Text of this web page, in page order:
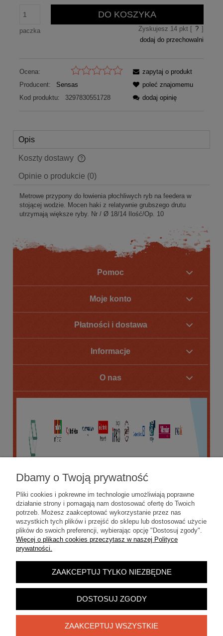
paczka
DO KOSZYKA
Zyskujesz 14pkt [ ? ]
dodaj do przechowalni
Ocena:
Producent:
Sensas
Kod produktu:
3297830551728
zapytaj o produkt
poleć znajomemu
dodaj opinię
Opis
Koszty dostawy
Cena nie zawiera ewentualnych kosztów płatności
Opinie o produkcie (0)
Metrowe przypony do łowienia płochliwych ryb na feedera w
stojącej wodzie. Mocen haki z relatywnie grubszego drutu
utrzymają większe ryby. Nr / Ø 18/14 Ilość/Op. 10
Pomoc
Moje konto
Płatności i dostawa
Informacje
O nas
POKAŻ PEŁNĄ WERSJĘ STRONY
Sklep internetowy Shoper.pl
Dbamy o Twoją prywatność
Pliki cookies i pokrewne im technologie umożliwiają poprawne
działanie strony i pomagają nam dostosować ofertę do Twoich
potrzeb. Możesz zaakceptować wykorzystanie przez nas
wszystkich tych plików i przejść do sklepu lub dostosować użycie
plików do swoich preferencji, wybierając opcję "Dostosuj zgody".
Więcej o plikach cookies przeczytasz w naszej Polityce
prywatności.
ZAAKCEPTUJ TYLKO NIEZBĘDNE
DOSTOSUJ ZGODY
ZAAKCEPTUJ WSZYSTKIE